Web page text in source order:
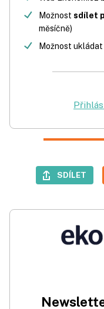
Možnost sdílet
měsíčně)
Možnost
SDÍLET